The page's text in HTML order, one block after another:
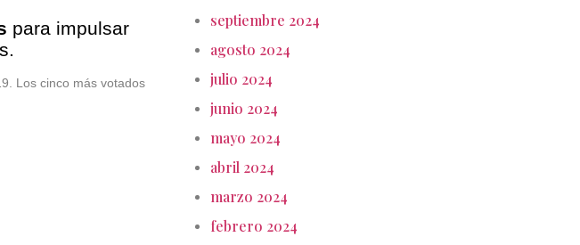
para impulsar
Los cinco más votados
septiembre 2024
agosto 2024
julio 2024
junio 2024
mayo 2024
abril 2024
marzo 2024
febrero 2024